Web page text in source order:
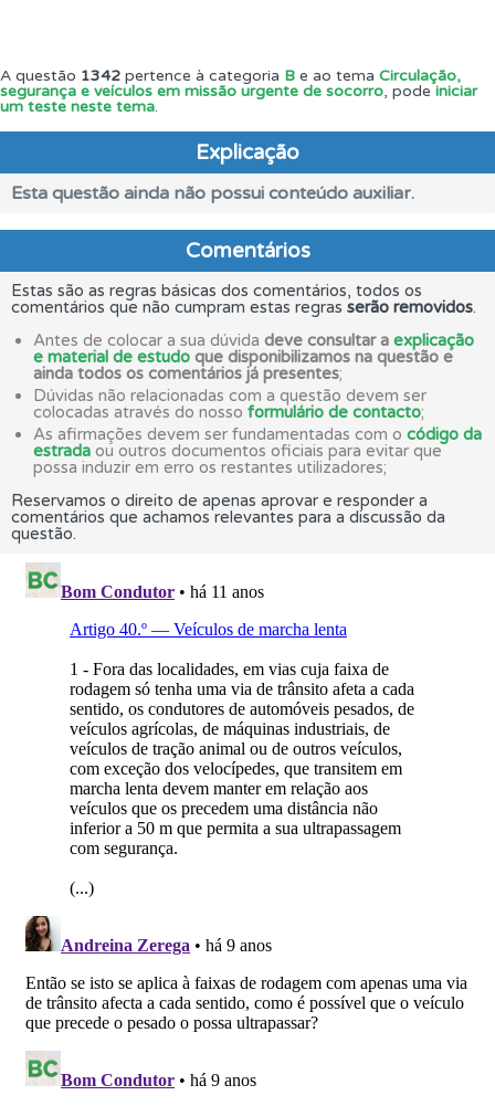
A questão 1342 pertence à categoria B e ao tema Circulação,
segurança e veículos em missão urgente de socorro, pode iniciar
um teste neste tema.
Explicação
Esta questão ainda não possui conteúdo auxiliar.
Comentários
Estas são as regras básicas dos comentários, todos os
comentários que não cumpram estas regras serão removidos.
Antes de colocar a sua dúvida deve consultar a explicação
e material de estudo que disponibilizamos na questão e
ainda todos os comentários já presentes;
Dúvidas não relacionadas com a questão devem ser
colocadas através do nosso formulário de contacto;
As afirmações devem ser fundamentadas com o código da
estrada ou outros documentos oficiais para evitar que
possa induzir em erro os restantes utilizadores;
Reservamos o direito de apenas aprovar e responder a
comentários que achamos relevantes para a discussão da
questão.